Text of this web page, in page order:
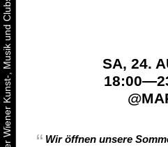
SA, 24.
@
Wir öffnen unsere